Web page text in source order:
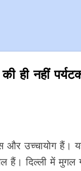
ही नहीं
और उच्चायोग हैं।
दिल्ली में मुगल